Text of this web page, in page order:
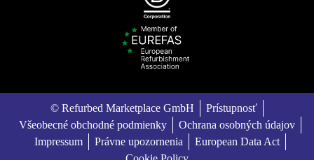
© Refurbed Marketplace GmbH
Prístupnosť
Všeobecné obchodné podmienky
Ochrana osobných údajov
Impressum
Právne upozornenia
European Data Act